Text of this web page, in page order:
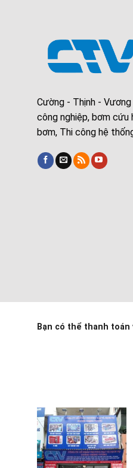
Cường - Thịnh -
công nghiệp, bơm cứu
bơm, Thi công hệ
Bạn có thể thanh toán